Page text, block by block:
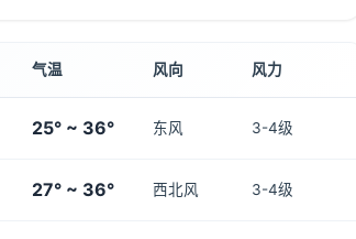
气温 风向 风力
25° ~ 36° 东风 3-4级
27° ~ 36° 西北风 3-4级